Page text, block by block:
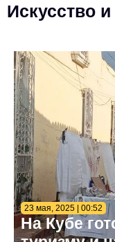
Искусство
23 мая, 2025 | 00:52
На Кубе